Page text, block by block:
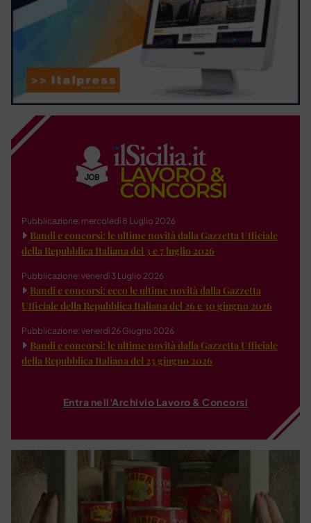
Pubblicazione: mercoledì 8 Luglio 2026
Bandi e concorsi: le ultime novità dalla Gazzetta Ufficiale
della Repubblica Italiana del 3 e 7 luglio 2026
Pubblicazione: venerdì 3 Luglio 2026
Bandi e concorsi: ecco le ultime novità dalla Gazzetta
Ufficiale della Repubblica Italiana del 26 e 30 giugno 2026
Pubblicazione: venerdì 26 Giugno 2026
Bandi e concorsi: le ultime novità dalla Gazzetta Ufficiale
della Repubblica Italiana del 23 giugno 2026
Entra nell'Archivio Lavoro & Concorsi